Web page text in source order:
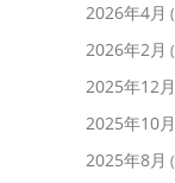
2026年4月
2026年2月
2025年12月
2025年10月
2025年8月